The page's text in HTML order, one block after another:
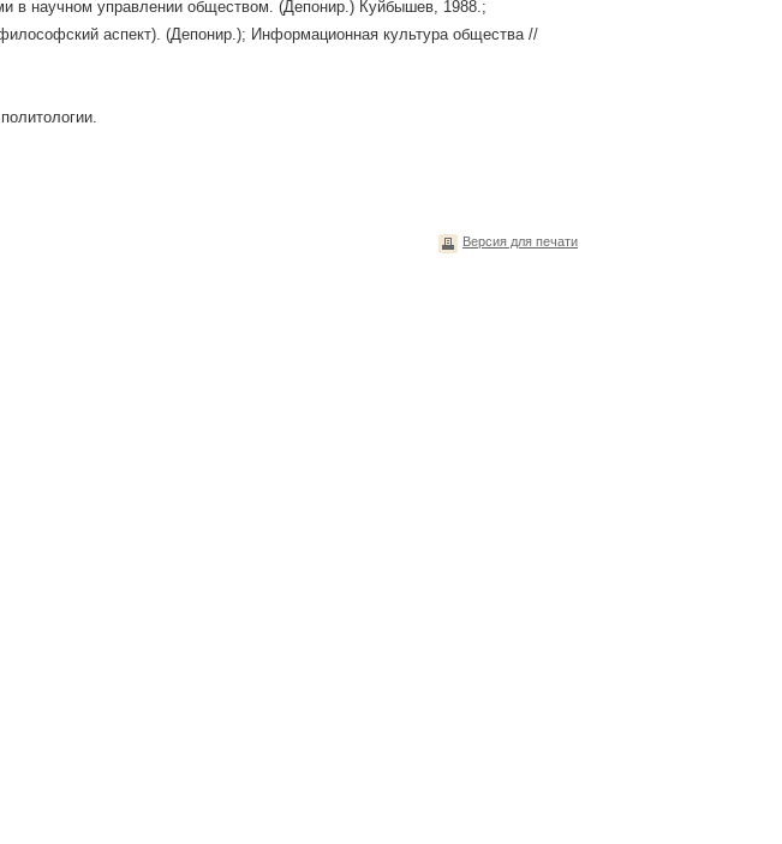
в научном управлении обществом. (Депонир.) Куйбышев, 1988.;
аспект). (Депонир.); Информационная культура общества //
Версия для печати